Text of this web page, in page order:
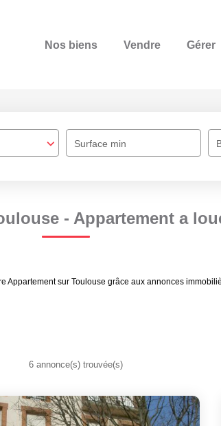
Nos biens Vendre Gérer
Surface min
- Appartement a
sur Toulouse grâce aux annonces
6 annonce(s) trouvée(s)